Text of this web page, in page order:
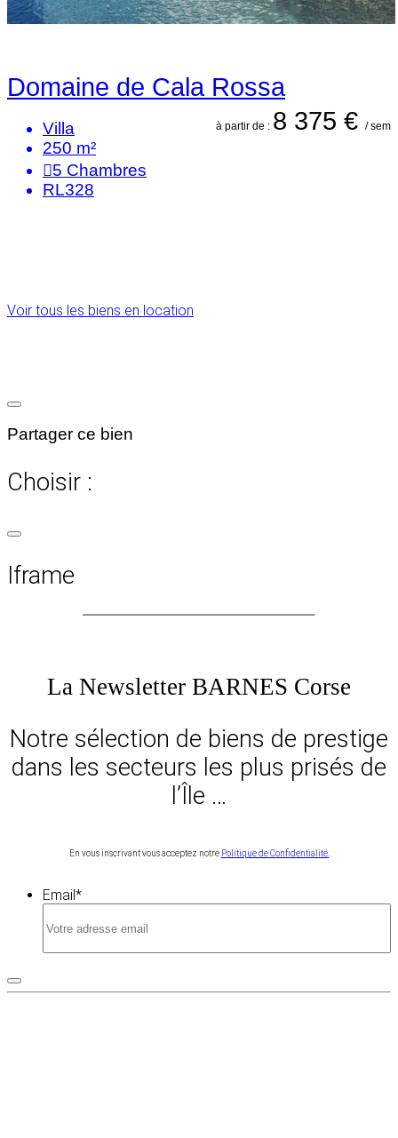
Domaine de Cala Rossa
à partir de : 8 375 € / sem
Villa
250 m²
5 Chambres
RL328
Voir tous les biens en location
Partager ce bien
Choisir :
Iframe
La Newsletter BARNES Corse
Notre sélection de biens de prestige
dans les secteurs les plus prisés de
l’Île …
En vous inscrivant vous acceptez notre Politique de Confidentialité.
Email*